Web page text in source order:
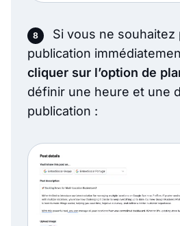
Si vous ne souhaitez
publication
cliquer sur l’option de
définir une heure et une
publication :